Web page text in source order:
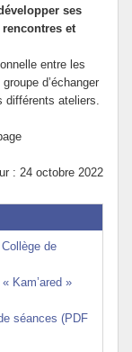
ses
et
entre les
d’échanger
différents ateliers.
: 24 octobre 2022
de
Kam’ared »
séances (PDF